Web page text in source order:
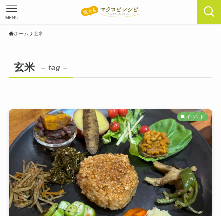
MENU
ホーム 玄米
玄米 – tag –
イベント